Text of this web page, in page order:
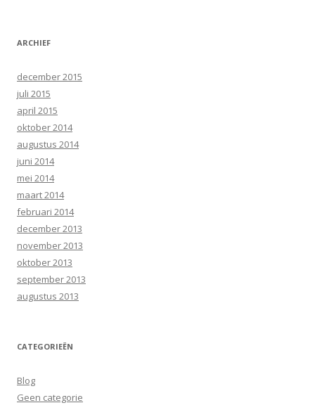
ARCHIEF
december 2015
juli 2015
april 2015
oktober 2014
augustus 2014
juni 2014
mei 2014
maart 2014
februari 2014
december 2013
november 2013
oktober 2013
september 2013
augustus 2013
CATEGORIEËN
Blog
Geen categorie